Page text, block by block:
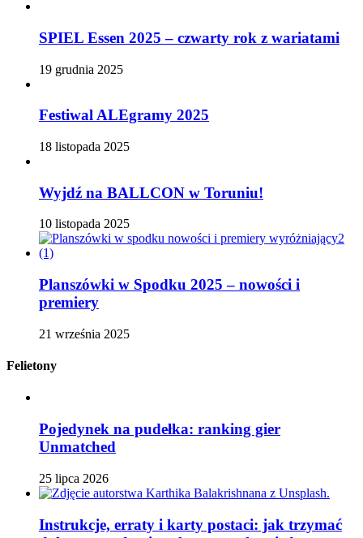
SPIEL Essen 2025 – czwarty rok z wariatami
19 grudnia 2025
Festiwal ALEgramy 2025
18 listopada 2025
Wyjdź na BALLCON w Toruniu!
10 listopada 2025
Planszówki w Spodku 2025 – nowości i
premiery
21 września 2025
Felietony
Pojedynek na pudełka: ranking gier
Unmatched
25 lipca 2026
Instrukcje, erraty i karty postaci: jak trzymać